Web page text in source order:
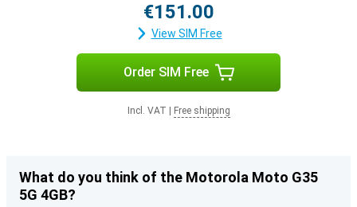
€151.00
View SIM Free
Order SIM Free
Incl. VAT Free shipping
What do you think of the Motorola Moto G35
5G 4GB?